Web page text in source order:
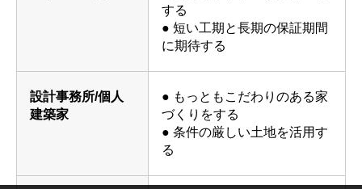
する
● 短い工期と長期の保証期間
に期待する
設計事務所/個人
建築家
● もっともこだわりのある家
づくりをする
● 条件の厳しい土地を活用す
る